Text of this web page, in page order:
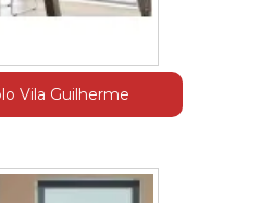
Vila Guilherme